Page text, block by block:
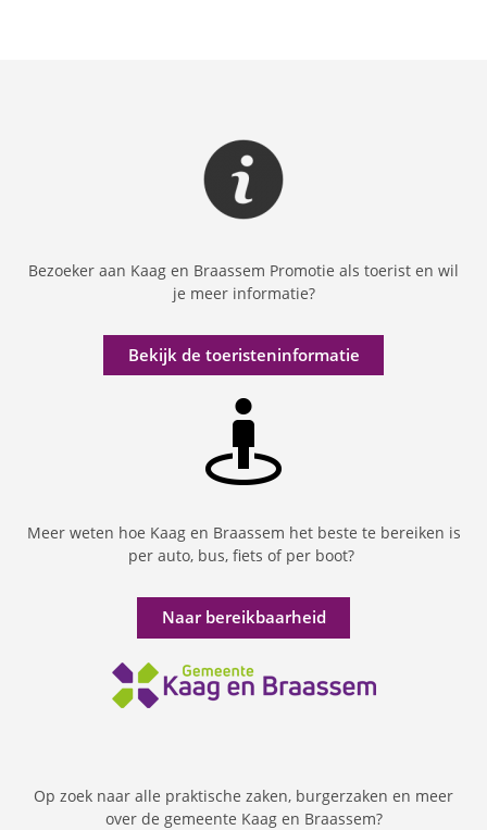
Bezoeker aan Kaag en Braassem Promotie als toerist en wil
je meer informatie?
Bekijk de toeristeninformatie
Meer weten hoe Kaag en Braassem het beste te bereiken is
per auto, bus, fiets of per boot?
Naar bereikbaarheid
Op zoek naar alle praktische zaken, burgerzaken en meer
over de gemeente Kaag en Braassem?